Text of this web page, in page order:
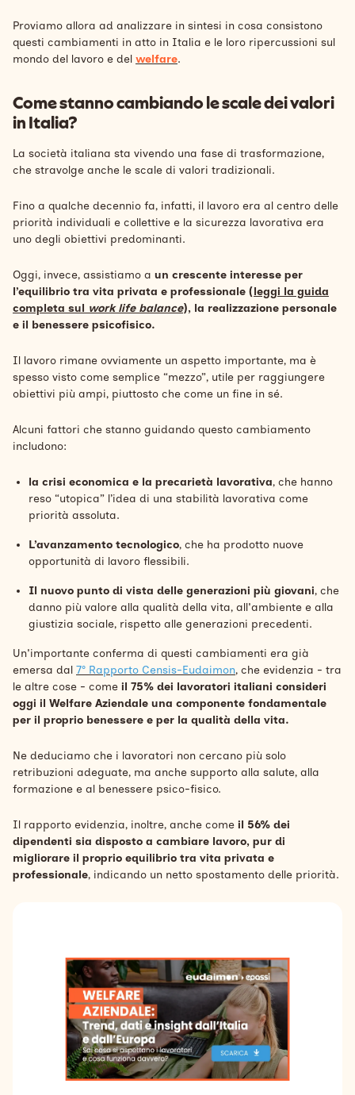
Proviamo allora ad analizzare in sintesi in cosa consistono
questi cambiamenti in atto in Italia e le loro ripercussioni sul
mondo del lavoro e del welfare.
Come stanno cambiando le scale dei valori
in Italia?
La società italiana sta vivendo una fase di trasformazione,
che stravolge anche le scale di valori tradizionali.
Fino a qualche decennio fa, infatti, il lavoro era al centro delle
priorità individuali e collettive e la sicurezza lavorativa era
uno degli obiettivi predominanti.
Oggi, invece, assistiamo a un crescente interesse per
l’equilibrio tra vita privata e professionale (leggi la guida
completa sul work life balance), la realizzazione personale
e il benessere psicofisico.
Il lavoro rimane ovviamente un aspetto importante, ma è
spesso visto come semplice “mezzo”, utile per raggiungere
obiettivi più ampi, piuttosto che come un fine in sé.
Alcuni fattori che stanno guidando questo cambiamento
includono:
la crisi economica e la precarietà lavorativa, che hanno
reso “utopica” l’idea di una stabilità lavorativa come
priorità assoluta.
L’avanzamento tecnologico, che ha prodotto nuove
opportunità di lavoro flessibili.
Il nuovo punto di vista delle generazioni più giovani, che
danno più valore alla qualità della vita, all'ambiente e alla
giustizia sociale, rispetto alle generazioni precedenti.
Un'importante conferma di questi cambiamenti era già
emersa dal 7° Rapporto Censis-Eudaimon, che evidenzia - tra
le altre cose - come il 75% dei lavoratori italiani consideri
oggi il Welfare Aziendale una componente fondamentale
per il proprio benessere e per la qualità della vita.
Ne deduciamo che i lavoratori non cercano più solo
retribuzioni adeguate, ma anche supporto alla salute, alla
formazione e al benessere psico-fisico.
Il rapporto evidenzia, inoltre, anche come il 56% dei
dipendenti sia disposto a cambiare lavoro, pur di
migliorare il proprio equilibrio tra vita privata e
professionale, indicando un netto spostamento delle priorità.